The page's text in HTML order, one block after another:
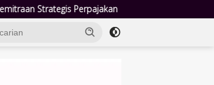
Jumat Berkah Polsek Taman: Hadir di Tengah